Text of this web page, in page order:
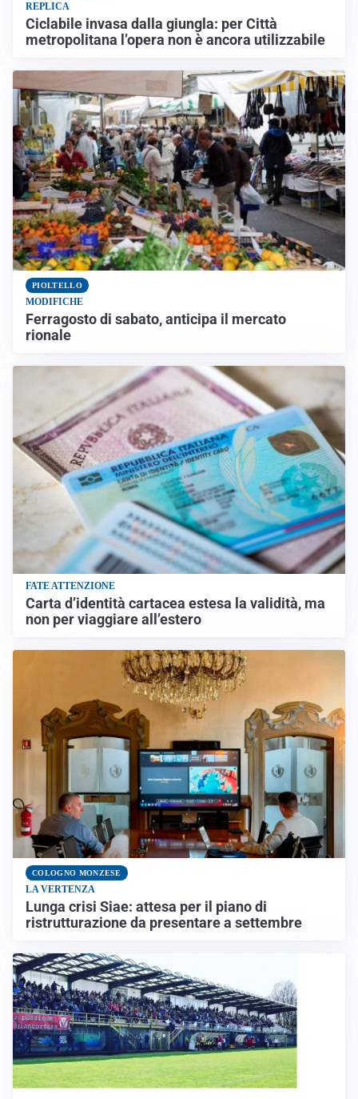
REPLICA
Ciclabile invasa dalla giungla: per Città
metropolitana l’opera non è ancora utilizzabile
PIOLTELLO
MODIFICHE
Ferragosto di sabato, anticipa il mercato
rionale
FATE ATTENZIONE
Carta d’identità cartacea estesa la validità, ma
non per viaggiare all’estero
COLOGNO MONZESE
LA VERTENZA
Lunga crisi Siae: attesa per il piano di
ristrutturazione da presentare a settembre